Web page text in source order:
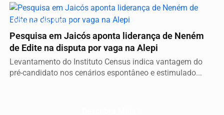
POLÍTICA NO PIAUÍ
Pesquisa em Jaicós aponta liderança de Neném
de Edite na disputa por vaga na Alepi
Levantamento do Instituto Census indica vantagem do
pré-candidato nos cenários espontâneo e estimulado...